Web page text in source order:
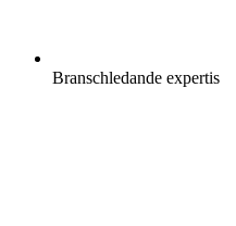
Branschledande expertis